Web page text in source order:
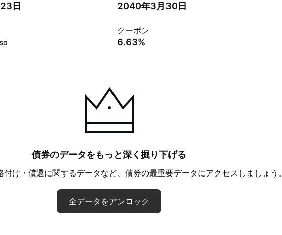
日 2040年3月30日
クーポン
6.63%
債券のデータをもっと深く掘り下げる
付け・償還に関するデータなど、債券の最重要データにアクセスしましょう。
全データをアンロック